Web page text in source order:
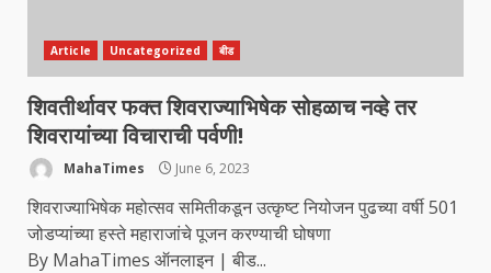
Article Uncategorized बीड
शिवतीर्थावर फक्त शिवराज्याभिषेक सोहळाच नव्हे तर
शिवरायांच्या विचाराची पर्वणी!
MahaTimes June 6, 2023
शिवराज्याभिषेक महोत्सव समितीकडून उत्कृष्ट नियोजन पुढच्या वर्षी 501
जोडप्यांच्या हस्ते महाराजांचे पूजन करण्याची घोषणा
By MahaTimes ऑनलाइन | बीड...